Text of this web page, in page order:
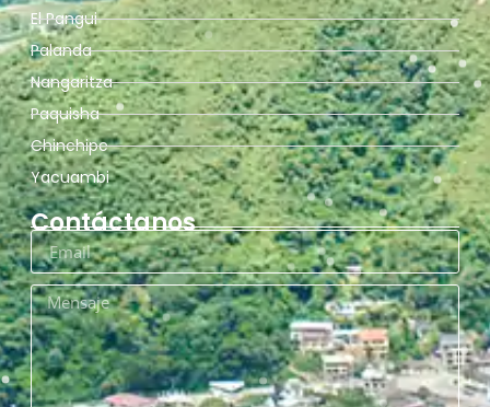
El Pangui
Palanda
Nangaritza
Paquisha
Chinchipe
Yacuambi
Contáctanos